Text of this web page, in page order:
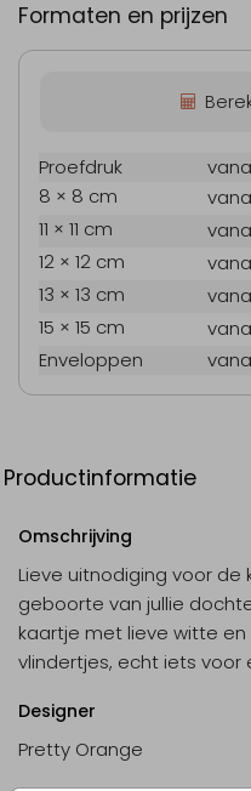
Formaten en prijzen
Proefdruk
8 × 8 cm
11 × 11 cm
12 × 12 cm
13 × 13 cm
15 × 15 cm
Enveloppen
Productinformatie
Omschrijving
Lieve uitnodiging voor de
geboorte van jullie
kaartje met lieve witte
vlindertjes, echt iets voor
Designer
Pretty Orange